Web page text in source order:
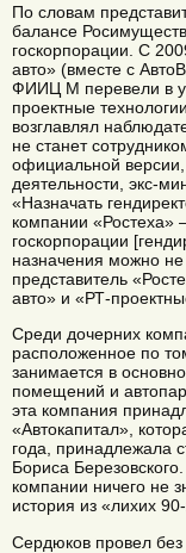
По словам
балансе
госкорпорации. С
авто» (вместе с
ФИИЦ М перевели в
проектные
возглавлял
не станет
официальной
деятельности, экс-
«Назначать
компании «Ростеха»
госкорпорации
назначения можно
представитель
авто» и «РТ-
Среди дочерних
расположенное по
занимается в
помещений и
эта компания
«Автокапитал»,
года, принадлежала
Бориса
компании ничего не
история из «лихих
Сердюков провел